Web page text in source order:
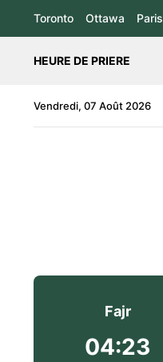
Toronto Ottawa Paris
HEURE DE PRIERE
Vendredi, 07 Août 2026
Fajr
04:23